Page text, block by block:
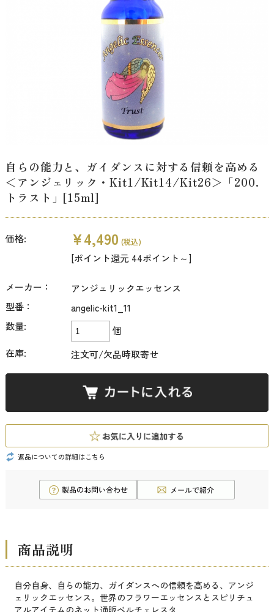
自らの能力と、ガイダンスに対する信頼を高める
＜アンジェリック・Kit1/Kit14/Kit26＞「200.
トラスト」[15ml]
価格: ¥4,490 (税込)
[ポイント還元 44ポイント～]
メーカー：
アンジェリックエッセンス
型番：
angelic-kit1_11
数量:
個
在庫:
注文可/欠品時取寄せ
返品についての詳細はこちら
商品説明
自分自身、自らの能力、ガイダンスへの信頼を高める、アンジ
ェリックエッセンス。世界のフラワーエッセンスとスピリチュ